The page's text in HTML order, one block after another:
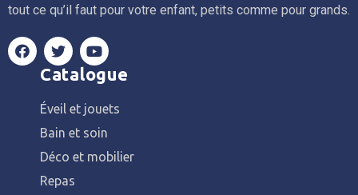
tout ce qu’il faut pour votre enfant, petits comme pour grands.
Catalogue
Éveil et jouets
Bain et soin
Déco et mobilier
Repas